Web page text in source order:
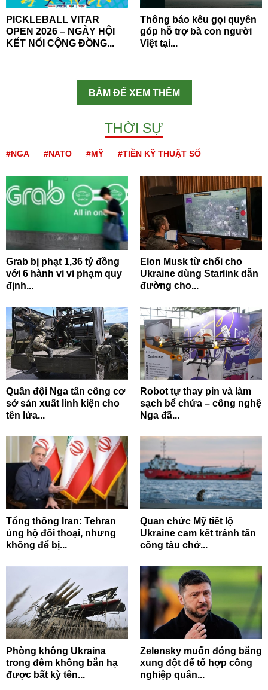
PICKLEBALL VITAR
OPEN 2026 – NGÀY HỘI
KẾT NỐI CỘNG ĐỒNG...
Thông báo kêu gọi quyên
góp hỗ trợ bà con người
Việt tại...
BẤM ĐỂ XEM THÊM
THỜI SỰ
#NGA #NATO #MỸ #TIỀN KỸ THUẬT SỐ
Grab bị phạt 1,36 tỷ đồng
với 6 hành vi vi phạm quy
định...
Elon Musk từ chối cho
Ukraine dùng Starlink dẫn
đường cho...
Quân đội Nga tấn công cơ
sở sản xuất linh kiện cho
tên lửa...
Robot tự thay pin và làm
sạch bể chứa – công nghệ
Nga đã...
Tổng thống Iran: Tehran
ủng hộ đối thoại, nhưng
không để bị...
Quan chức Mỹ tiết lộ
Ukraine cam kết tránh tấn
công tàu chở...
Phòng không Ukraina
trong đêm không bắn hạ
được bất kỳ tên...
Zelensky muốn đóng băng
xung đột để tổ hợp công
nghiệp quân...